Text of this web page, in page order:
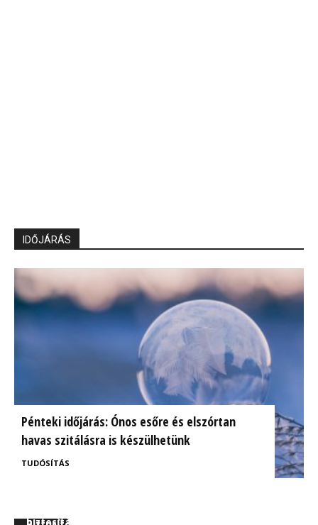
IDŐJÁRÁS
Pénteki időjárás: Ónos esőre és elszórtan
havas szitálásra is készülhetünk
TUDÓSÍTÁS